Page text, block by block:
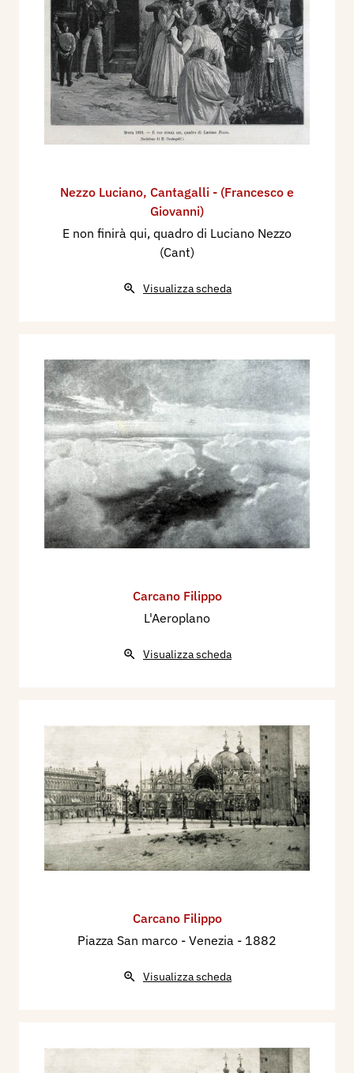
Nezzo Luciano, Cantagalli - (Francesco e
Giovanni)
E non finirà qui, quadro di Luciano Nezzo
(Cant)
Visualizza scheda
Carcano Filippo
L'Aeroplano
Visualizza scheda
Carcano Filippo
Piazza San marco - Venezia - 1882
Visualizza scheda